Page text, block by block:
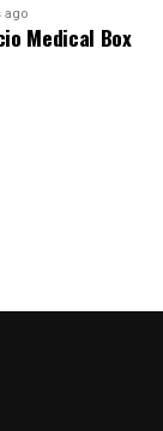
ago
Medical Box